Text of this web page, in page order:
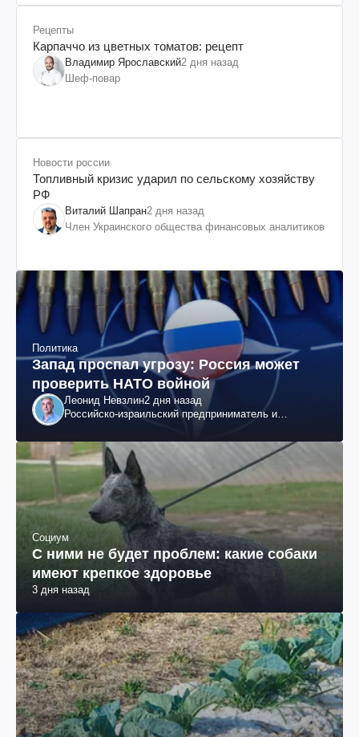
Рецепты
Карпаччо из цветных томатов: рецепт
Владимир Ярославский2 дня назад
Шеф-повар
Новости россии
Топливный кризис ударил по сельскому хозяйству
РФ
Виталий Шапран2 дня назад
Член Украинского общества финансовых аналитиков
Политика
Запад проспал угрозу: Россия может
проверить НАТО войной
Леонид Невзлин2 дня назад
Российско-израильский предприниматель и
"ЮКОСа"
Социум
С ними не будет проблем: какие собаки
имеют крепкое здоровье
3 дня назад